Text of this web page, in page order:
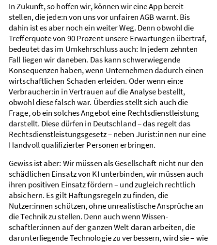
In Zukunft, so hoffen wir, können wir eine App bereit­
stellen, die jede:n von uns vor unfairen AGB warnt. Bis
dahin ist es aber noch ein weiter Weg. Denn obwohl die
Treffer­quote von 90 Prozent unsere Erwartungen über­traf,
bedeutet das im Umkehr­schluss auch: In jedem zehnten
Fall liegen wir daneben. Das kann schwer­wiegende
Konsequenzen haben, wenn Unternehmen dadurch einen
wirtschaftlichen Schaden erleiden. Oder wenn ein:e
Verbraucher:in in Vertrauen auf die Analyse bestellt,
obwohl diese falsch war. Überdies stellt sich auch die
Frage, ob ein solches Angebot eine Rechts­dienst­leistung
darstellt. Diese dürfen in Deutschland – das regelt das
Rechts­dienst­leistungs­gesetz – neben Jurist:innen nur eine
Handvoll qualifizierter Personen erbringen.
Gewiss ist aber: Wir müssen als Gesellschaft nicht nur den
schädlichen Einsatz von KI unterbinden, wir müssen auch
ihren positiven Einsatz fördern – und zugleich rechtlich
absichern. Es gilt Haftungsregeln zu finden, die
Nutzer:innen schützen, ohne unrealistische Ansprüche an
die Technik zu stellen. Denn auch wenn Wissen­
schaftler:innen auf der ganzen Welt daran arbeiten, die
darunter­liegende Technologie zu verbessern, wird sie – wie